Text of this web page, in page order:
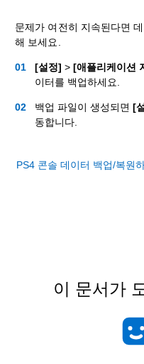
문제가 여전히 지속된다면
해 보세요.
[설정] > [애플리케이션
이터를 백업하세요.
백업 파일이 생성되면 [
동합니다.
PS4 콘솔 데이터 백업/복원
이 문서가